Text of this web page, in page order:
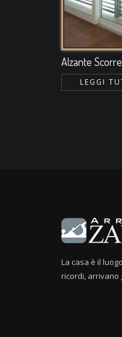
Alzante
LEGGI
La casa è il
ricordi, arrivano